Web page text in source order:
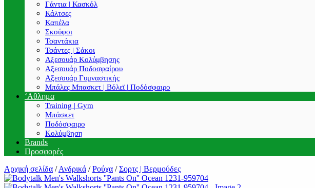
Γάντια | Κασκόλ
Κάλτσες
Καπέλα
Σκούφοι
Τσαντάκια
Τσάντες | Σάκοι
Αξεσουάρ Κολύμβησης
Αξεσουάρ Ποδοσφαίρου
Αξεσουάρ Γυμναστικής
Μπάλες Μπασκετ | Βόλεϊ | Ποδόσφαιρο
‘Αθλημα
Training | Gym
Μπάσκετ
Ποδόσφαιρο
Κολύμβηση
Brands
Προσφορές
Αρχική σελίδα /Ανδρικά / Ρούχα / Σορτς | Βερμούδες